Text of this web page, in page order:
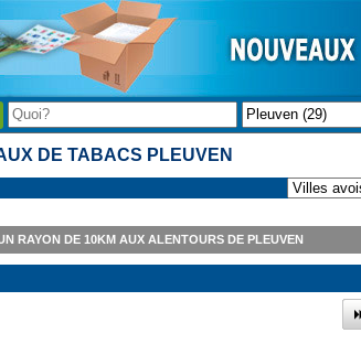
DE TABACS PLEUVEN
RAYON DE 10KM AUX ALENTOURS DE PLEUVEN